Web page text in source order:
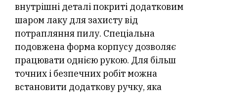
внутрішні деталі покриті додатковим
шаром лаку для захисту від
потрапляння пилу. Спеціальна
подовжена форма корпусу дозволяє
працювати однією рукою. Для більш
точних і безпечних робіт можна
встановити додаткову ручку, яка